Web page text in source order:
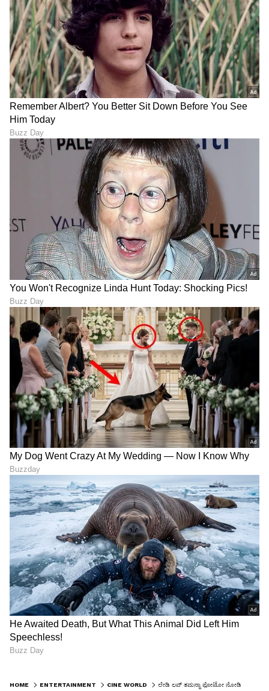
DOWNLOAD APP
RECOMMENDED STORIES
ಸಂಕಷ್ಟಕ್ಕೆ ಸಿಲುಕಿದ ನಟ ಪ್ರಕಾಶ್
ರಾಜ್, ವಿವಾದಾತ್ಮಕ ಹೇಳಿಕೆಗೆ
ಕೋರ್ಟ್‌ನಲ್ಲಿ ಕ್ರಿಮಿನಲ್ ದೂರು
ದಾಖಲು
Rashmika Mandanna: 'ನನ್ನ
ಜೀವನದ ಬೆಸ್ಟ್ ನಿರ್ಧಾರ ಇದೇ':
ರಶ್ಮಿಕಾ ಬಹಿರಂಗಪಡಿಸಿದ ಸತ್ಯ
ಕೇಳಿ ಫ್ಯಾನ್ಸ್ ಶಾಕ್!
Dishani Engagement:
ಮಿಥುನ್ ಚಕ್ರವರ್ತಿ ಮಗಳಿಗೆ
ಎಂಗೇಜ್‌ಮೆಂಟ್! ಯಾರು ಈ
ಹುಡುಗ? ಮದುವೆ ಯಾವಾಗ?
Sanchita Ugale: ಯಾರು ಈ
ಸಂಚಿತಾ? 22ನೇ ವಯಸ್ಸಿಗೆ
ನಿಧನರಾದ ನಟಿಯ ಬಗ್ಗೆ ಗೊತ್ತಿರದ
5 ಸಂಗತಿಗಳು!
LATEST VIDEOS
"ರಾಜಕೀಯ ಬೇಡ, ಸಿನಿಮಾನೇ ಪ್ರಾಣ":
ಕನಕೋತ್ಸವದಲ್ಲಿ ರಿಷಬ್ ಶೆಟ್ಟಿ | Rishab
Shetty speech | Suvarna News
ಶೇ.50 ರಿಂದ ಶೇ.18 ಕ್ಕೆ TAX ಇಳಿಕೆ: ಮೋದಿ-
ಟ್ರಂಪ್ ಐತಿಹಾಸಿಕ ಒಪ್ಪಂದ | India US
Trade Deal | Party Rounds
HOME ENTERTAINMENT CINE WORLD